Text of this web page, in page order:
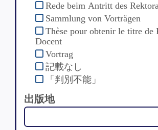
Rede beim Antritt des
Sammlung von Vorträgen
Thèse pour obtenir le titre de
Docent
Vortrag
記載なし
「判別不能」
出版地